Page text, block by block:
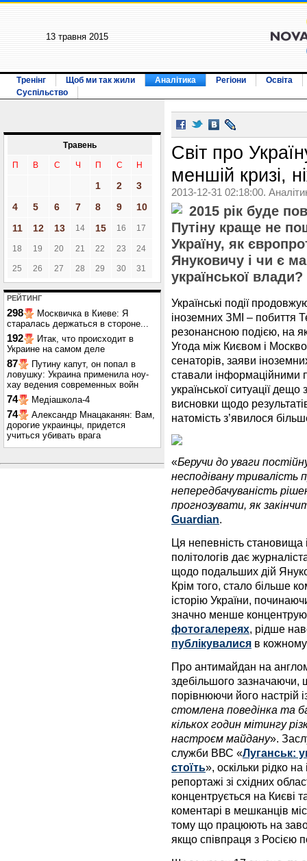
13 травня 2015
Тренінг Щоб ми так жили Аналітика Регіони
Освіта
Суспільство
Травень
П В С Ч П С Н
1 2
3
4
5 6 7 8 9
10
11
12 13 14 15 16 17
18 19 20 21 22 23 24
25 26 27 28 29 30 31
РЕЙТИНГ
298
Москвичка в Киеве: Я
старалась держаться в стороне...
192
Итак, что происходит в
Украине на самом деле
87
Путину капут, он попал в
ловушку: Украина применила ноу-
хау ведения современных войн
74 Медіашкола-4
74
Александр Мнацаканян: Вам,
дорогие украинцы, придется
учиться убивать врага
Світ про
меншій кризі,
2013-12-31 02:18:00.
2015 рік буде
Путіну краще не
Україну, як
Януковичу і чи є
української
Українські події
іноземних ЗМІ – побиття
резонансною подією, на
Угода між Києвом і
сенаторів, заяви
ставали інформаційними
української ситуації
висновки щодо
натомість з’явилося
«Беручи до уваги
несподівану тривалість
непередбачуваність
прогнозувати, як
Guardian.
Ця непевність становища
політологів дає
щодо подальших дій
Крім того, стало більше
історію України,
значно менше
фотогалереях, рідше
публікувалися в
Про антимайдан на
здебільшого зазначаючи,
порівнюючи його настрій
стомлена поведінка та
кількох годин мітингу
настроєм майдану».
служби ВВС «Луганськ:
стоїть», оскільки рідко
репортажі зі східних
концентрується на Києві
коментарі в мешканців
тому що працюють на
якщо співпраця з Росією